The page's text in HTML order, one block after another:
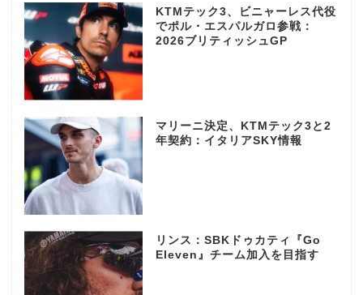
KTMテック3、ビニャーレス代役
でポル・エスパルガロ参戦：
2026ブリティッシュGP
マリーニ決定、KTMテック3と2
年契約：イタリアSKY情報
リンス：SBKドゥカティ『Go
Eleven』チーム加入を目指す